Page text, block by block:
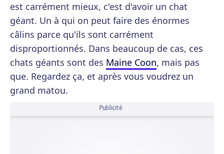
est carrément mieux, c'est d'avoir un chat
géant. Un à qui on peut faire des énormes
câlins parce qu'ils sont carrément
disproportionnés. Dans beaucoup de cas, ces
chats géants sont des Maine Coon, mais pas
que. Regardez ça, et après vous voudrez un
grand matou.
Publicité